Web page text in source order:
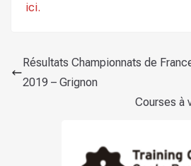
ici.
Résultats Championnats de
2019 – Grignon
Courses à